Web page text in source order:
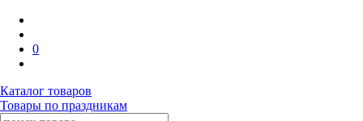
0
Каталог товаров
Товары по праздникам